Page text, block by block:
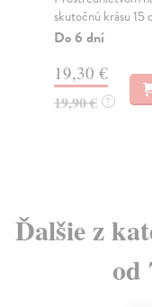
skutočnú krásu 15
Do 6 dní
19,30 €
19,90 € ?
Ďalšie z
od